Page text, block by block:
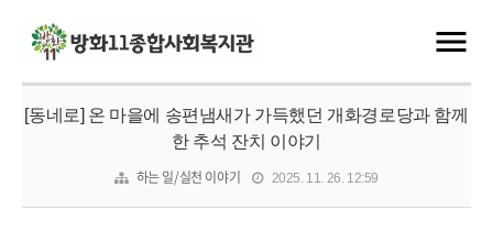
[동네로] 온 마을에 송편냄새가 가득했던 개화경로당과 함께
한 추석 잔치 이야기
하는 일/실천 이야기 2025. 11. 26. 12:59